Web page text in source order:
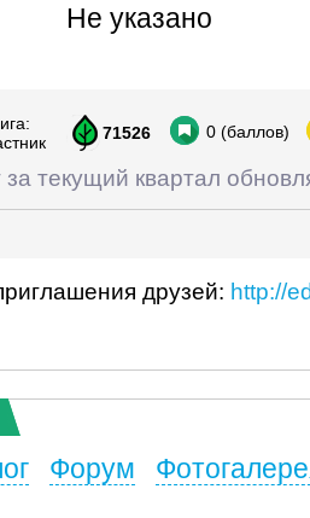
Не указано
71526 0 (баллов)
за текущий квартал
друзей: http://
Форум